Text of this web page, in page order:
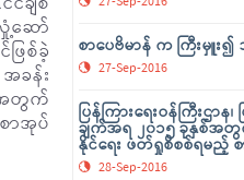
ဆော်
ြစ်ခဲ့
ခန်း
အတွက်
ာအုပ်
စာပေဗိမာန် က ကြီးမှူး၍
27-Sep-2016
ပြန်ကြားရေးဝန်ကြီးဌ
ချက်အရ ၂၀၁၅ ခုနှစ်အတွ
နိုင်ရေး ဖတ်ရှုစိစစ်ရမည့်
28-Sep-2016